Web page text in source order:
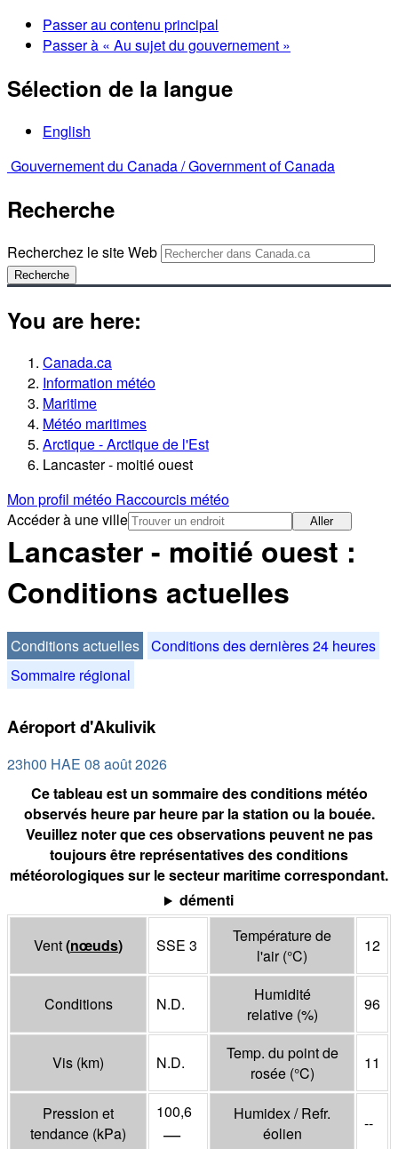
Passer au contenu principal
Passer à « Au sujet du gouvernement »
Sélection de la langue
English
Gouvernement du Canada /Government of Canada
Recherche
Recherchez le site Web
Recherche
You are here:
Canada.ca
Information météo
Maritime
Météo maritimes
Arctique - Arctique de l'Est
Lancaster - moitié ouest
Mon profil météo Raccourcis météo
Accéder à une ville
Aller
Lancaster - moitié ouest :
Conditions actuelles
Conditions actuelles Conditions des dernières 24 heures
Sommaire régional
Aéroport d'Akulivik
23h00 HAE 08 août 2026
Ce tableau est un sommaire des conditions météo
observés heure par heure par la station ou la bouée.
Veuillez noter que ces observations peuvent ne pas
toujours être représentatives des conditions
météorologiques sur le secteur maritime correspondant.
démenti
Vent(nœuds) SSE 3
Température de
l'air(°C)
12
Conditions N.D.
Humidité
relative (%)
96
Vis (km) N.D.
Temp. du point de
rosée (°C)
11
Pression et
tendance (kPa)
100,6
—
Humidex / Refr.
éolien
--